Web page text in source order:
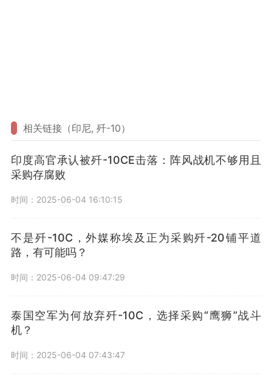
相关链接（印尼, 歼-10）
印度高官承认被歼-10CE击落：阵风战机不够用且
采购存腐败
时间：2025-06-04 16:10:15
不是歼-10C，外媒称埃及正为采购歼-20铺平道
路，有可能吗？
时间：2025-06-04 09:47:29
泰国空军为何放弃歼-10C，选择采购“鹰狮”战斗
机？
时间：2025-06-04 07:43:47